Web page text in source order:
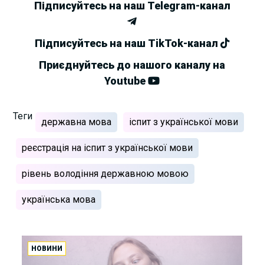
Підписуйтесь на наш Telegram-канал
Підписуйтесь на наш TikTok-канал
Приєднуйтесь до нашого каналу на
Youtube
Теги
державна мова іспит з української мови
реєстрація на іспит з української мови
рівень володіння державною мовою
українська мова
НОВИНИ